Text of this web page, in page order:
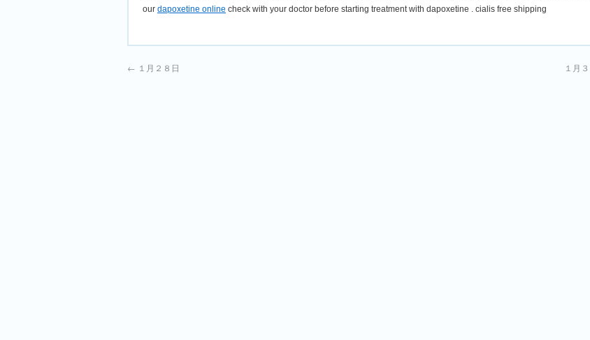
our dapoxetine online check with your doctor before starting treatment with dapoxetine . cialis free shipping
← １月２８日 １月